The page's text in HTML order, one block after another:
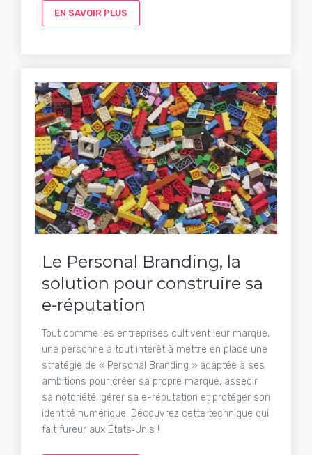
EN SAVOIR PLUS
Le Personal Branding, la
solution pour construire sa
e-réputation
Tout comme les entreprises cultivent leur marque,
une personne a tout intérêt à mettre en place une
stratégie de « Personal Branding » adaptée à ses
ambitions pour créer sa propre marque, asseoir
sa notoriété, gérer sa e-réputation et protéger son
identité numérique. Découvrez cette technique qui
fait fureur aux Etats‑Unis !